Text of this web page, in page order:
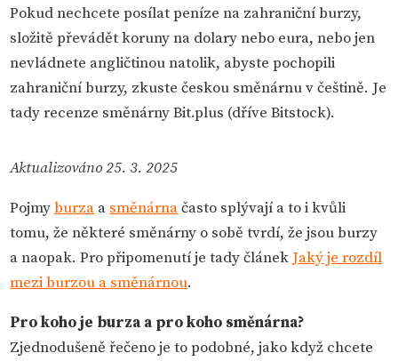
Pokud nechcete posílat peníze na zahraniční burzy,
složitě převádět koruny na dolary nebo eura, nebo jen
nevládnete angličtinou natolik, abyste pochopili
zahraniční burzy, zkuste českou směnárnu v češtině. Je
tady recenze směnárny Bit.plus (dříve Bitstock).
Aktualizováno 25. 3. 2025
Pojmyburza a směnárnačasto splývají a to i kvůli
tomu, že některé směnárny o sobě tvrdí, že jsou burzy
a naopak. Pro připomenutí je tady článek Jaký je rozdíl
mezi burzou a směnárnou.
Pro koho je burza a pro koho směnárna?
Zjednodušeně řečeno je to podobné, jako když chcete